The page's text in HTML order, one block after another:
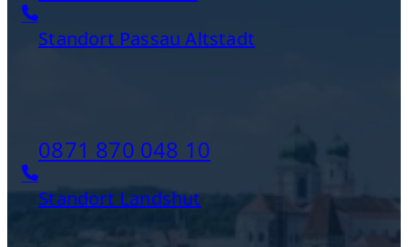
Standort Passau Altstadt
0871 870 048 10
Standort Landshut